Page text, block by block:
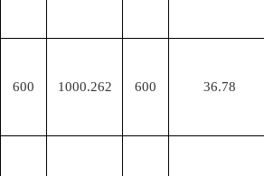
600 1000.262 600 36.78